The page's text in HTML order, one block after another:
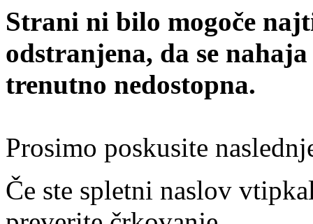
Strani ni bilo mogoče
odstranjena, da se
trenutno nedostopna.
Prosimo poskusite
Če ste spletni naslov